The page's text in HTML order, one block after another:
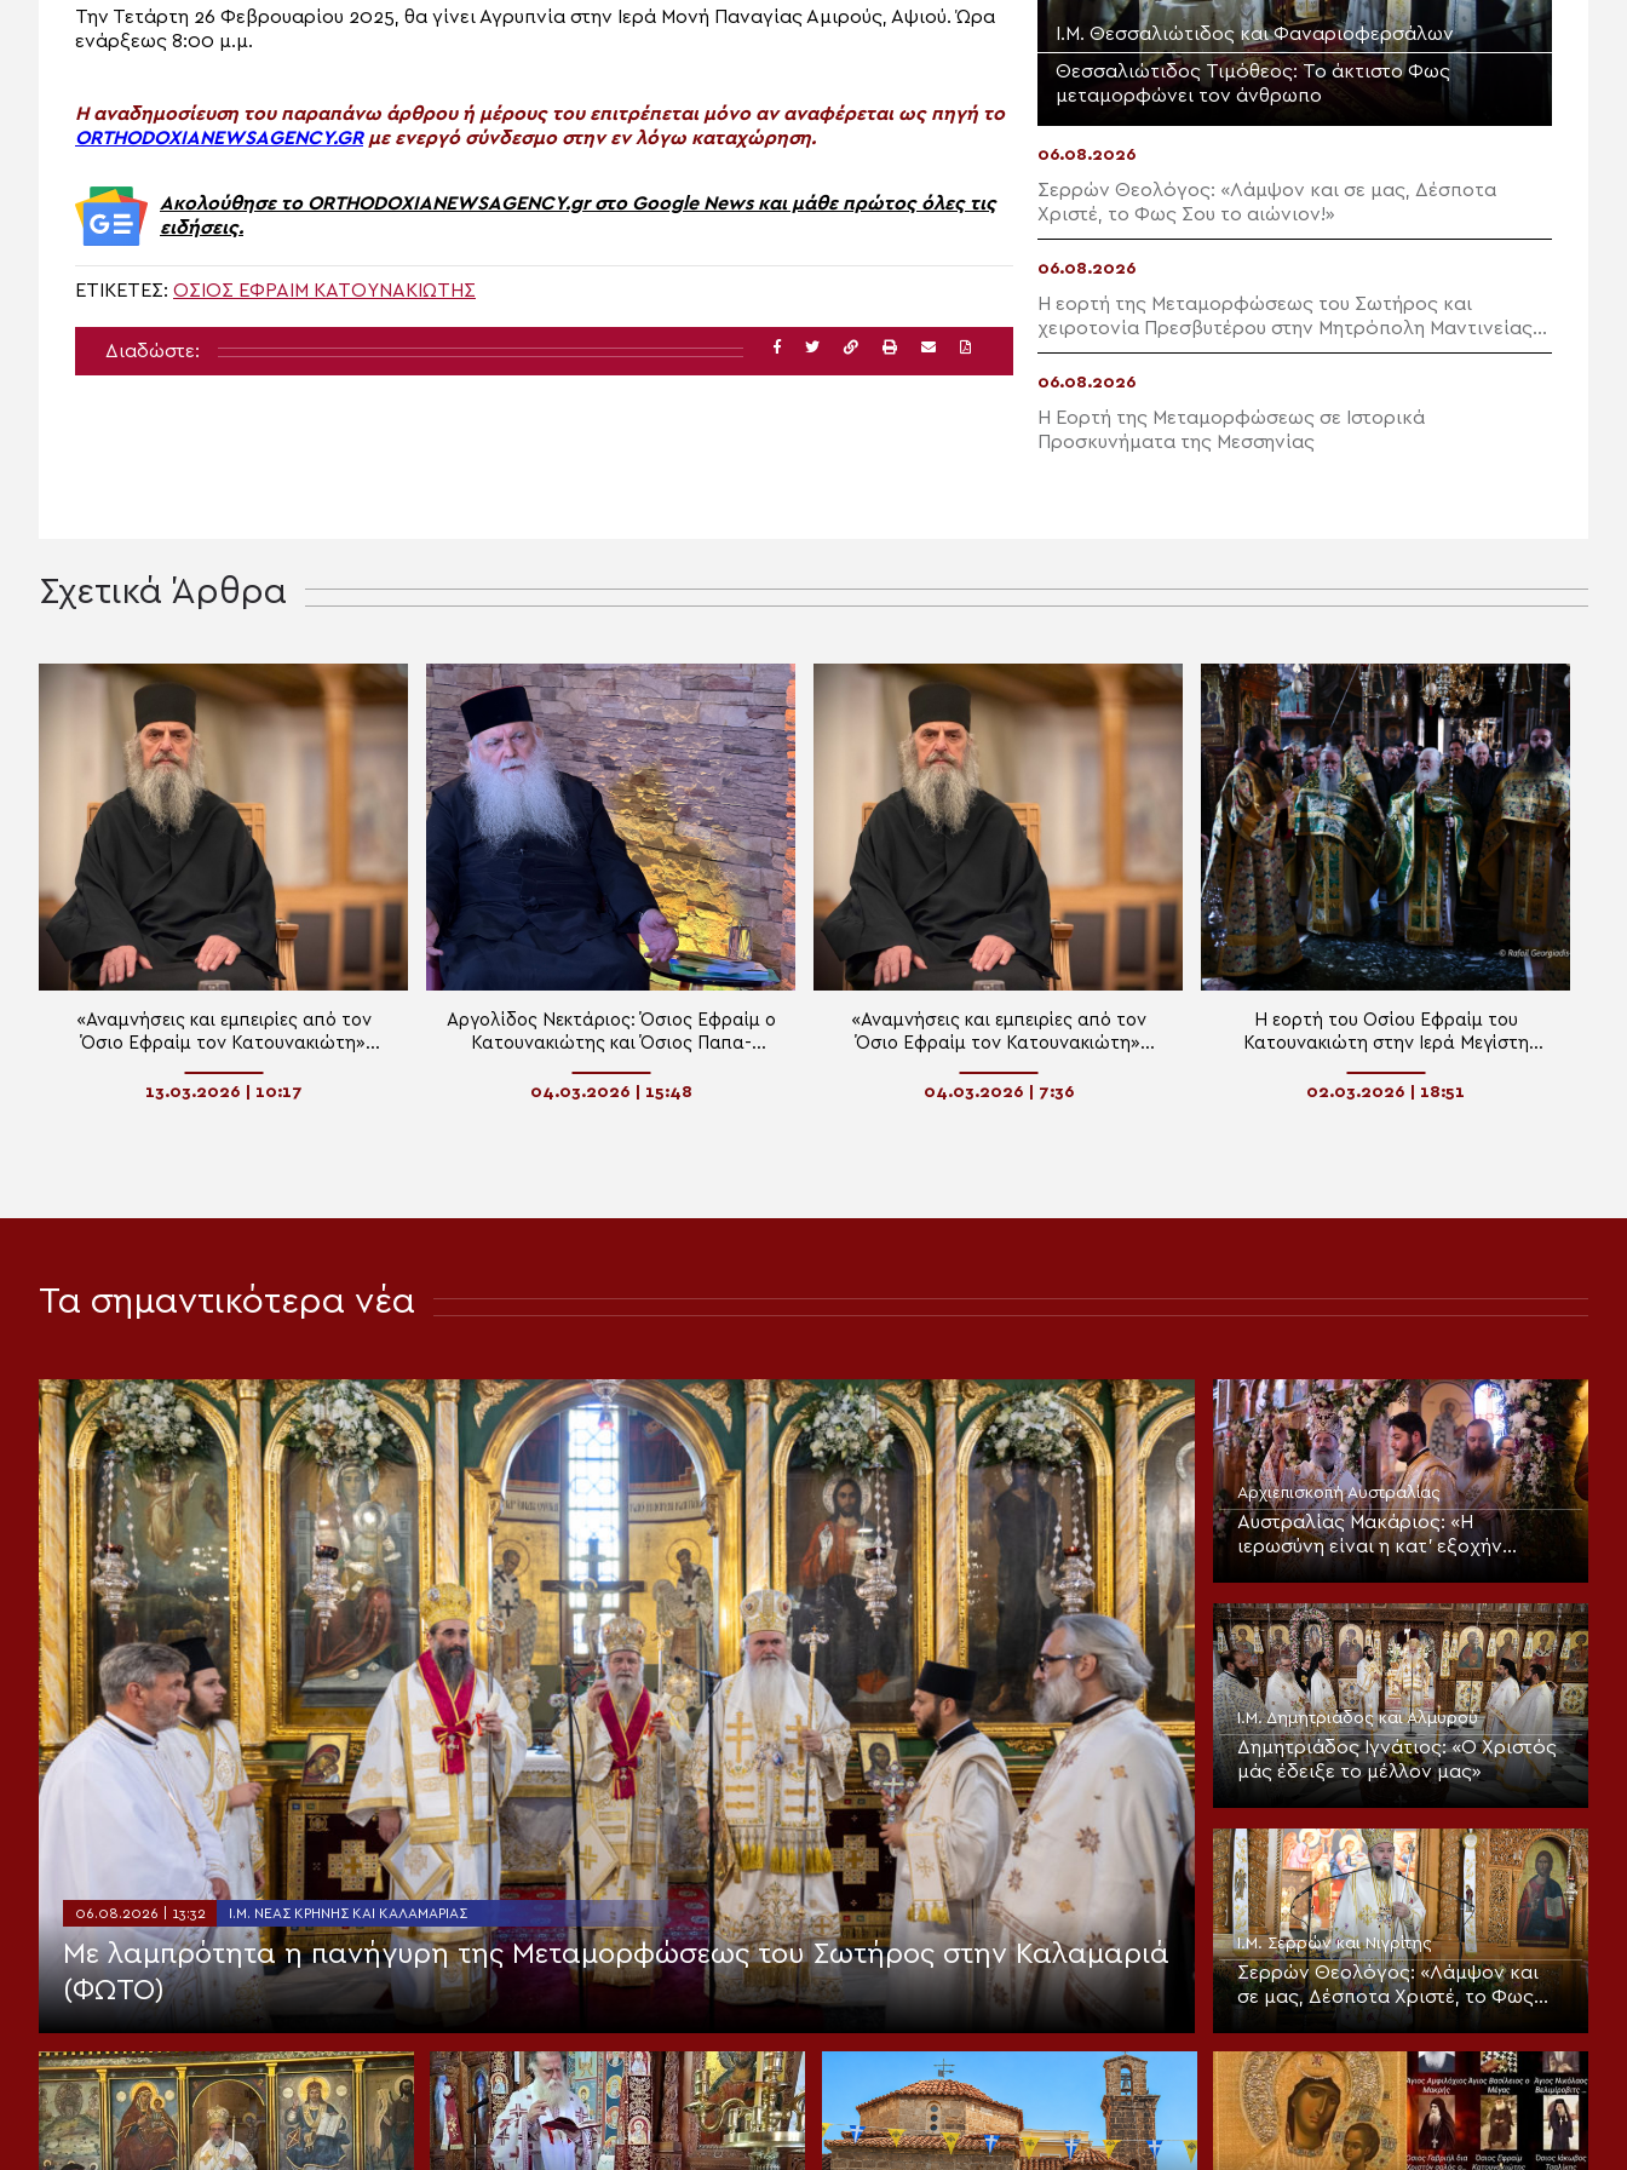
Την Τετάρτη 26 Φεβρουαρίου 2025, θα γίνει Αγρυπνία στην Ιερά Μονή Παναγίας Αμιρούς, Αψιού. Ώρα
ενάρξεως 8:00 μ.μ.
H αναδημοσίευση του παραπάνω άρθρου ή μέρους του επιτρέπεται μόνο αν αναφέρεται ως πηγή το
ORTHODOXIANEWSAGENCY.GRμε ενεργό σύνδεσμο στην εν λόγω καταχώρηση.
Ακολούθησε το ORTHODOXIANEWSAGENCY.gr στο Google News και μάθε πρώτος όλες τις
ειδήσεις.
ΕΤΙΚΈΤΕΣ: ΌΣΙΟΣ ΕΦΡΑΊΜ ΚΑΤΟΥΝΑΚΙΏΤΗΣ
Διαδώστε:
Ι.Μ. Θεσσαλιώτιδος και Φαναριοφερσάλων
Θεσσαλιώτιδος Τιμόθεος: Το άκτιστο Φως
μεταμορφώνει τον άνθρωπο
06.08.2026
Σερρών Θεολόγος: «Λάμψον και σε μας, Δέσποτα
Χριστέ, το Φως Σου το αιώνιον!»
06.08.2026
Η εορτή της Μεταμορφώσεως του Σωτήρος και
χειροτονία Πρεσβυτέρου στην Μητρόπολη Μαντινείας
και Κυνουρίας
06.08.2026
Η Εορτή της Μεταμορφώσεως σε Ιστορικά
Προσκυνήματα της Μεσσηνίας
Σχετικά Άρθρα
«Αναμνήσεις και εμπειρίες από τον
Όσιο Εφραίμ τον Κατουνακιώτη»
13.03.2026 | 10:17
Αργολίδος Νεκτάριος: Όσιος Εφραίμ ο
Κατουνακιώτης και Όσιος Παπα-
04.03.2026 | 15:48
«Αναμνήσεις και εμπειρίες από τον
Όσιο Εφραίμ τον Κατουνακιώτη»
04.03.2026 | 7:36
Η εορτή του Οσίου Εφραίμ του
Κατουνακιώτη στην Ιερά Μεγίστη
02.03.2026 | 18:51
Τα σημαντικότερα νέα
06.08.2026 | 13:32 Ι.Μ. ΝΈΑΣ ΚΡΉΝΗΣ ΚΑΙ ΚΑΛΑΜΑΡΙΆΣ
Με λαμπρότητα η πανήγυρη της Μεταμορφώσεως του Σωτήρος στην Καλαμαριά
(ΦΩΤΟ)
Αρχιεπισκοπή Αυστραλίας
Αυστραλίας Μακάριος: «Η
ιερωσύνη είναι η κατ’ εξοχήν
μεταμορφωτική δύναμη μέσα σε
πνευματικά»
Ι.Μ. Δημητριάδος και Αλμυρού
Δημητριάδος Ιγνάτιος: «Ο Χριστός
μάς έδειξε το μέλλον μας»
Ι.Μ. Σερρών και Νιγρίτης
Σερρών Θεολόγος: «Λάμψον και
σε μας, Δέσποτα Χριστέ, το Φως
Σου το αιώνιον!»